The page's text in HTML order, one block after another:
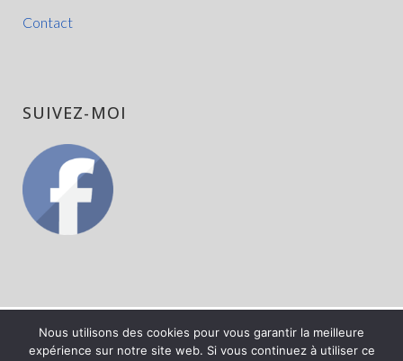
Contact
SUIVEZ-MOI
Menuiserie Cabibbo © 2026. Tous droits réservés - Réalisation :
www.nouveauSoft.com
Nous utilisons des cookies pour vous garantir la meilleure
expérience sur notre site web. Si vous continuez à utiliser ce